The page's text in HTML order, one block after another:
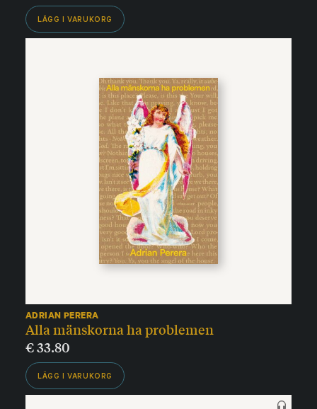
LÄGG I VARUKORG
ADRIAN PERERA
Alla mänskorna ha problemen
€33.80
LÄGG I VARUKORG